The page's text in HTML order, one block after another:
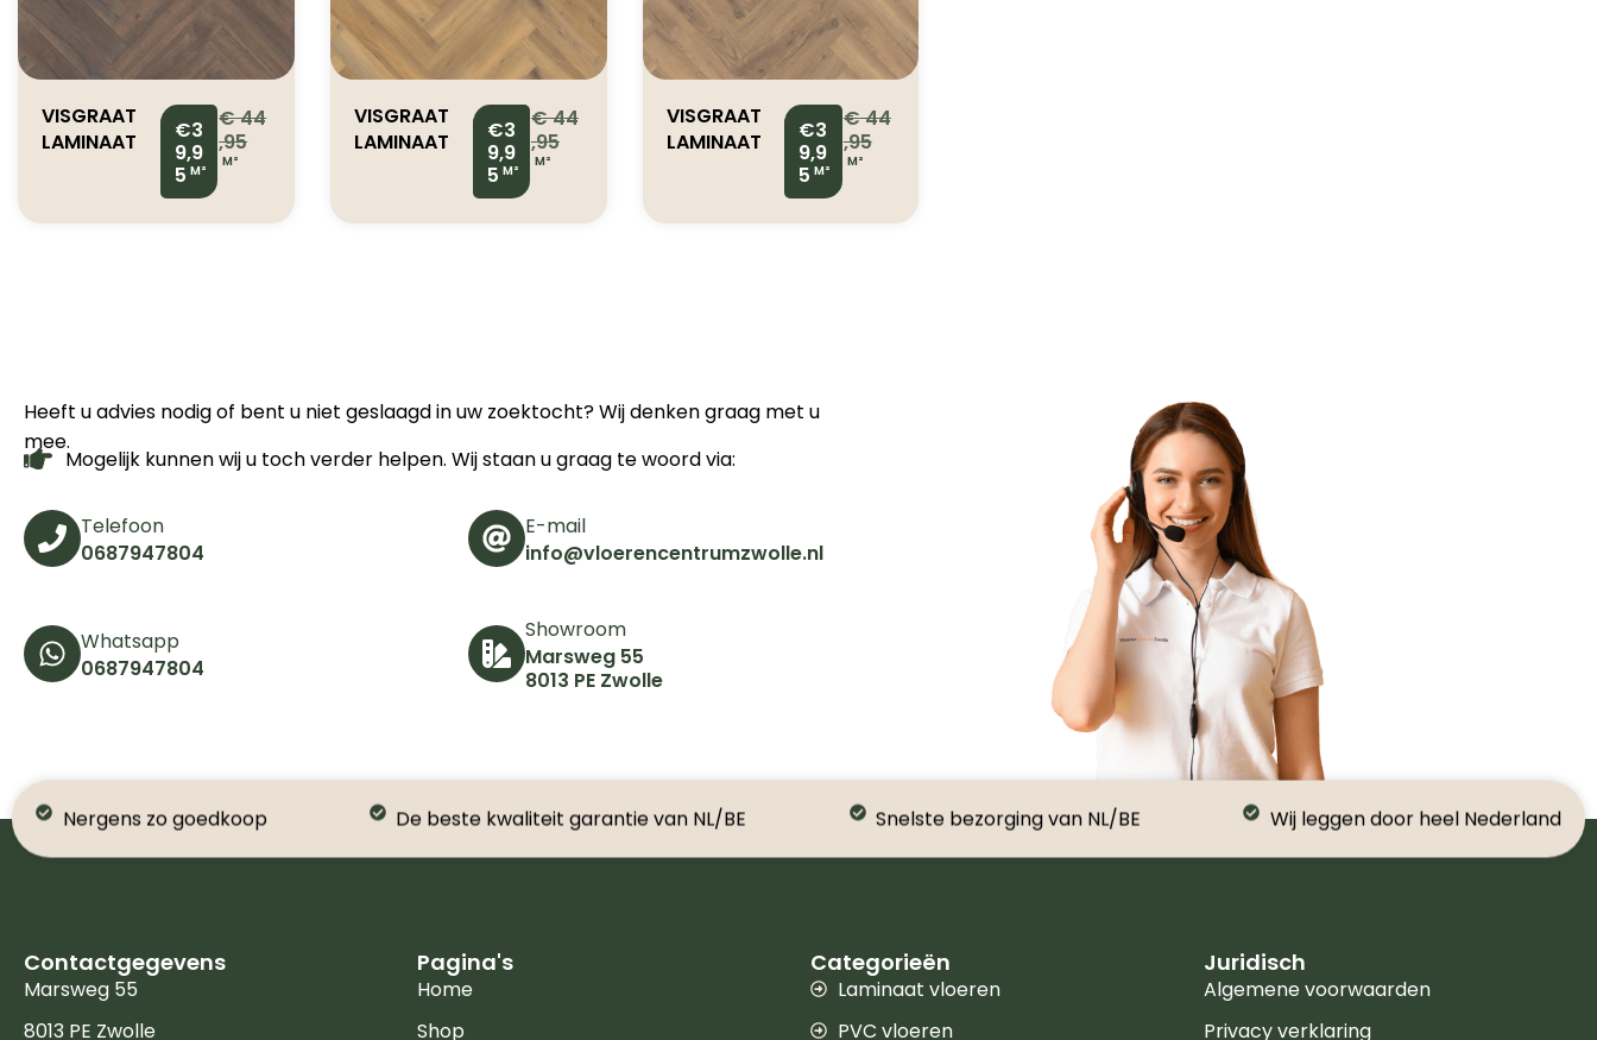
VISGRAAT
LAMINAAT
OAK
€3
9,9
5 M²
€44
,95
M²
VISGRAAT
LAMINAAT
OAK
€3
9,9
5 M²
€44
,95
M²
VISGRAAT
LAMINAAT
OAK
€3
9,9
5 M²
€44
,95
M²
Heeft u advies nodig of bent u niet geslaagd in uw zoektocht? Wij denken graag met u
mee.
Mogelijk kunnen wij u toch verder helpen. Wij staan u graag te woord via:
Telefoon
0687947804
E-mail
info@vloerencentrumzwolle.nl
Whatsapp
0687947804
Showroom
Marsweg 55
8013 PE Zwolle
Nergens zo goedkoop De beste kwaliteit garantie van NL/BE Snelste bezorging van NL/BE Wij leggen door heel Nederland
Contactgegevens
Marsweg 55
8013 PE Zwolle
Pagina's
Home
Shop
Categorieën
Laminaat vloeren
PVC vloeren
Juridisch
Algemene voorwaarden
Privacy verklaring